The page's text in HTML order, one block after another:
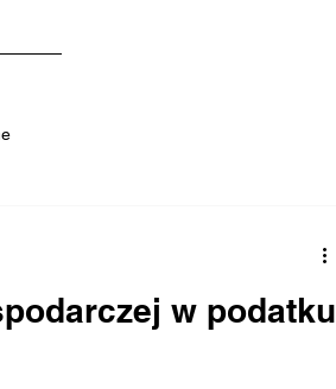
w podatku